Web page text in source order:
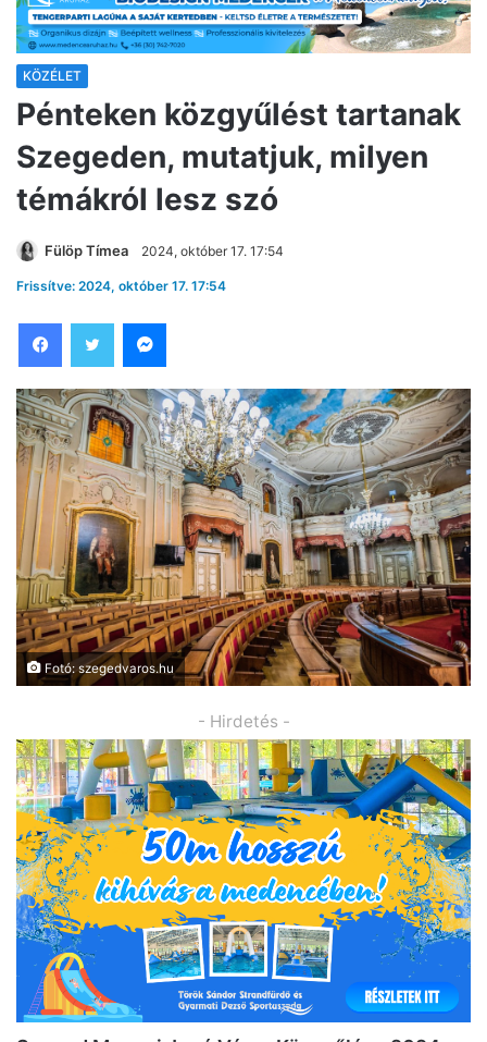
KÖZÉLET
Pénteken közgyűlést tartanak
Szegeden, mutatjuk, milyen
témákról lesz szó
Fülöp Tímea 2024, október 17. 17:54
Frissítve: 2024, október 17. 17:54
Fotó: szegedvaros.hu
- Hirdetés -